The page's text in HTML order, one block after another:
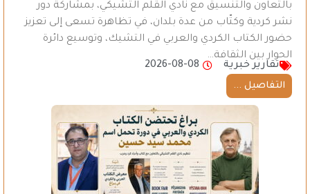
بالتعاون والتنسيق مع نادي القلم التشيكي، بمشاركة دور
نشر كردية وكتّاب من عدة بلدان، في تظاهرة تسعى إلى تعزيز
حضور الكتاب الكردي والعربي في التشيك، وتوسيع دائرة
الحوار بين الثقافة…
تقارير خبرية
2026-08-08
التفاصيل ...